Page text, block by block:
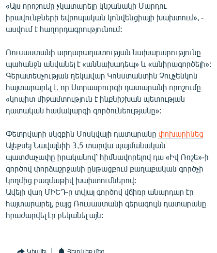
Русский
«Ազատության» բոլոր կայքերը
«Այս որոշումը չկատարելը կնշանակի Մարդու
իրավունքների եվրոպական կոնվենցիայի խախտում», -
ասվում է հաղորդագրությունում:
Ռուսաստանի արդարադատության նախարարությունը
պահանջն անվանել է «աննախադեպ» և «անիրագործելի»:
Գերատեսչության ղեկավար Կոնստանտին Չույչենկոն
հայտարարել է, որ Ստրասբուրգի դատարանի որոշումը
«կոպիտ միջամտություն է ինքնիշխան պետության
դատական համակարգի գործունեությանը»:
Փետրվարի սկզբին Մոսկվայի դատարանը փոխարինեց
Ալեքսեյ Նավալնիի 3,5 տարվա պայմանական
պատժաչափը իրականով՝ հիմնավորելով դա «Իվ Ռոշե»-ի
գործով փորձաշրջանի ընթացքում քաղաքական գործչի
կողմից բազմաթիվ խախտումներով:
Ավելի վաղ ՄԻԵԴ-ը տվյալ գործով վճիռը անարդար էր
հայտարարել, բայց Ռուսաստանի գերագույն դատարանը
հրաժարվել էր բեկանել այն:
Կիսվել Հետևեք մեզ